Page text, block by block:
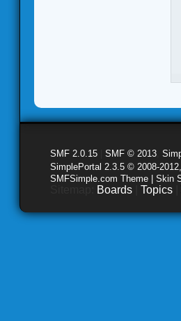
SMF 2.0.15 SMF © 2013
SimplePortal 2.3.5 © 2008-
SMFSimple.com Theme | Skin
Boards Topics